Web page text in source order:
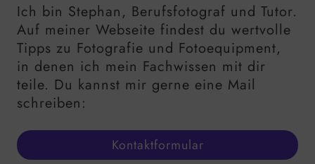
Ich bin Stephan, Berufsfotograf und Tutor.
Auf meiner Webseite findest du wertvolle
Tipps zu Fotografie und Fotoequipment,
in denen ich mein Fachwissen mit dir
teile. Du kannst mir gerne eine Mail
schreiben:
Kontaktformular